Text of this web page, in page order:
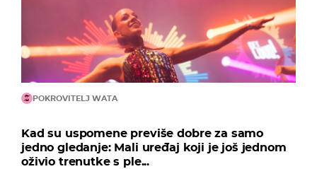
POKROVITELJ WATA
Kad su uspomene previše dobre za samo
jedno gledanje: Mali uređaj koji je još jednom
oživio trenutke s ple...